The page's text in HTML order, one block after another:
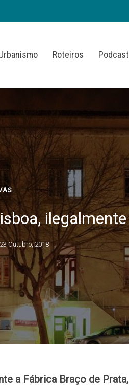
Roteiros Podcast
ilegalmente
23 Outubro, 2018
a Fábrica Braço de Prata,